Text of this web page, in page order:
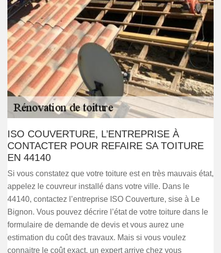
ISO COUVERTURE, L’ENTREPRISE À
CONTACTER POUR REFAIRE SA TOITURE
EN 44140
Si vous constatez que votre toiture est en très mauvais état,
appelez le couvreur installé dans votre ville. Dans le
44140, contactez l’entreprise ISO Couverture, sise à Le
Bignon. Vous pouvez décrire l’état de votre toiture dans le
formulaire de demande de devis et vous aurez une
estimation du coût des travaux. Mais si vous voulez
connaitre le coût exact, un expert arrive chez vous